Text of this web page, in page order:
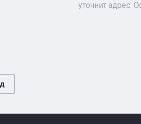
уточнит адрес.